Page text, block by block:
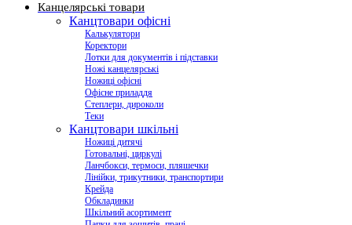
Канцелярські товари
Канцтовари офісні
Калькулятори
Коректори
Лотки для документів і підставки
Ножі канцелярські
Ножиці офісні
Офісне приладдя
Степлери, дироколи
Теки
Канцтовари шкільні
Ножиці дитячі
Готовальні, циркулі
Ланчбокси, термоси, пляшечки
Лінійки, трикутники, транспортири
Крейда
Обкладинки
Шкільний асортимент